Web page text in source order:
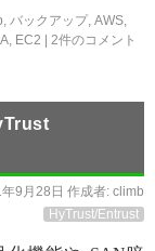
, バックアップ, AWS,
, EC2 2件のコメント
9月28日 作成者: climb
HyTrust/Entrust